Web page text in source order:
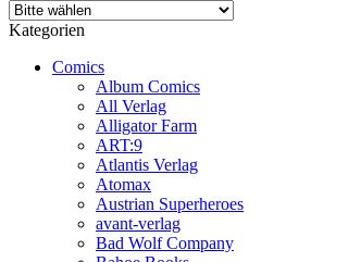
Kategorien
Comics
Album Comics
All Verlag
Alligator Farm
ART:9
Atlantis Verlag
Atomax
Austrian Superheroes
avant-verlag
Bad Wolf Company